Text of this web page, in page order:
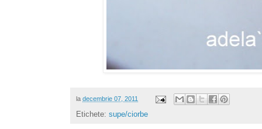
la decembrie 07, 2011
Etichete: supe/ciorbe